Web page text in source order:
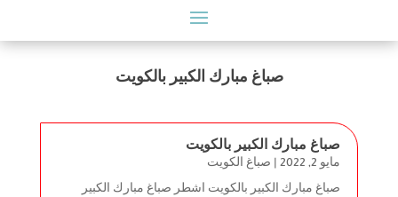
صباغ مبارك الكبير بالكويت
صباغ مبارك الكبير بالكويت
مايو 2, 2022 | صباغ الكويت
صباغ مبارك الكبير بالكويت اشطر صباغ مبارك الكبير